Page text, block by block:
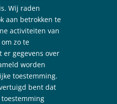
Wij raden
aan betrokken te
activiteiten van
zo te
er gegevens over
worden
toestemming.
bent dat